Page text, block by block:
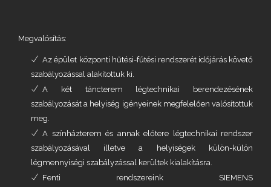
Megvalósítás:
Az épület központi hűtési-fűtési rendszerét időjárás követő
szabályozással alakítottuk ki.
A két táncterem légtechnikai berendezésének
szabályozását a helyiség igényeinek megfelelően valósítottuk
meg.
A színházterem és annak előtere légtechnikai rendszer
szabályozásával illetve a helyiségek külön-külön
légmennyiségi szabályzással kerültek kialakításra.
Fenti rendszereink SIEMENS